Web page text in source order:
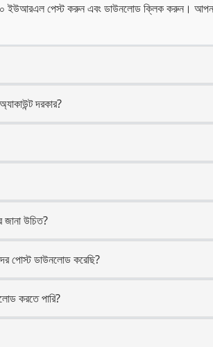
ইউআরএল পেস্ট করুন এবং ডাউনলোড ক্লিক করুন।
দরকার?
উচিত?
পোস্ট ডাউনলোড করেছি?
করতে পারি?